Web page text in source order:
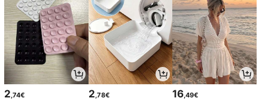
2,74€ 2,78€ 16,49€